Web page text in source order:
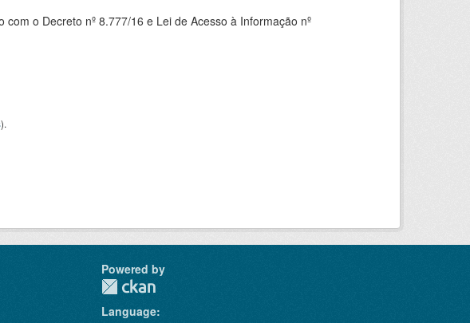
o Decreto nº 8.777/16 e Lei de Acesso à Informação nº
).
Powered by
Language